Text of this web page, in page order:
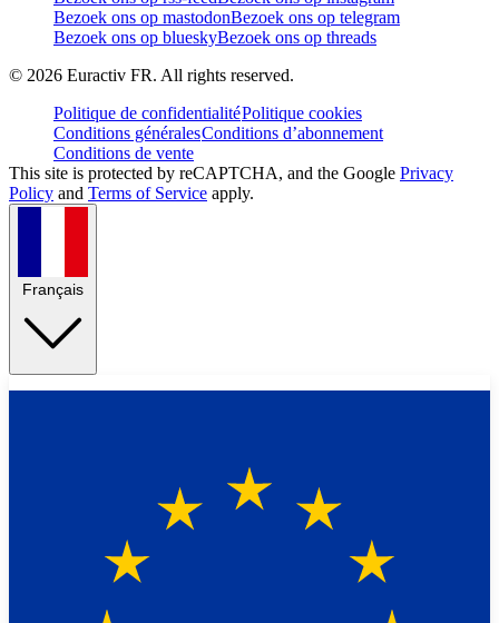
Bezoek ons op mastodonBezoek ons op telegram
Bezoek ons op blueskyBezoek ons op threads
© 2026 Euractiv FR. All rights reserved.
Politique de confidentialitéPolitique cookies
Conditions généralesConditions d’abonnement
Conditions de vente
This site is protected by reCAPTCHA, and the Google Privacy
Policy and Terms of Service apply.
Français